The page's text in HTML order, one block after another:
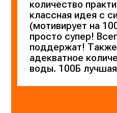
количество
классная идея с
(мотивирует на
просто супер!
поддержат!
адекватное
воды. 100Б